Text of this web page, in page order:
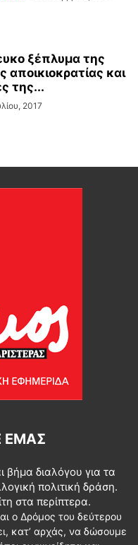
ξέπλυμα της
αποικιοκρατίας και
της...
2017
ΕΜΆΣ
διαλόγου για τα
πολιτική δράση.
στα περίπτερα.
ο Δρόμος του δεύτερου
κατ’ αρχάς, να δώσουμε